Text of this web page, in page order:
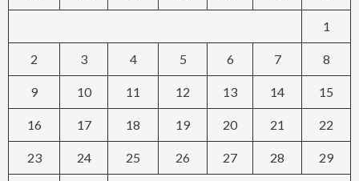
1
2 3 4 5 6 7 8
9 10 11 12 13 14 15
16 17 18 19 20 21 22
23 24 25 26 27 28 29